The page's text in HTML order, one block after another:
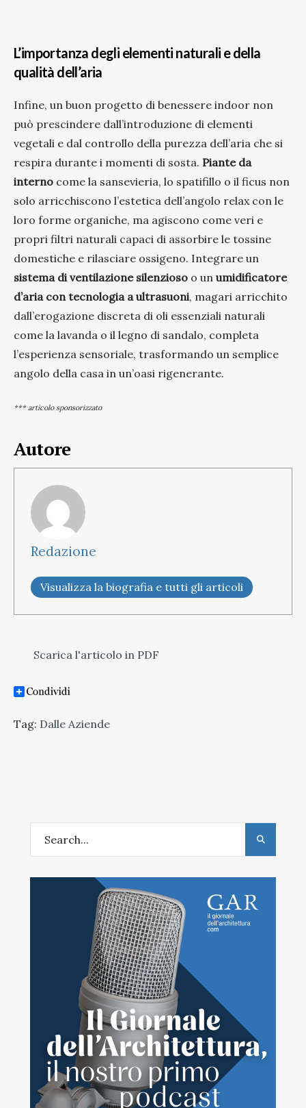
L’importanza degli elementi naturali e della
qualità dell’aria
Infine, un buon progetto di benessere indoor non
può prescindere dall’introduzione di elementi
vegetali e dal controllo della purezza dell’aria che si
respira durante i momenti di sosta. Piante da
interno come la sansevieria, lo spatifillo o il ficus non
solo arricchiscono l’estetica dell’angolo relax con le
loro forme organiche, ma agiscono come veri e
propri filtri naturali capaci di assorbire le tossine
domestiche e rilasciare ossigeno. Integrare un
sistema di ventilazione silenzioso o un umidificatore
d’aria con tecnologia a ultrasuoni, magari arricchito
dall’erogazione discreta di oli essenziali naturali
come la lavanda o il legno di sandalo, completa
l’esperienza sensoriale, trasformando un semplice
angolo della casa in un’oasi rigenerante.
*** articolo sponsorizzato
Autore
Redazione
Visualizza la biografia e tutti gli articoli
Scarica l'articolo in PDF
Tag: Dalle Aziende